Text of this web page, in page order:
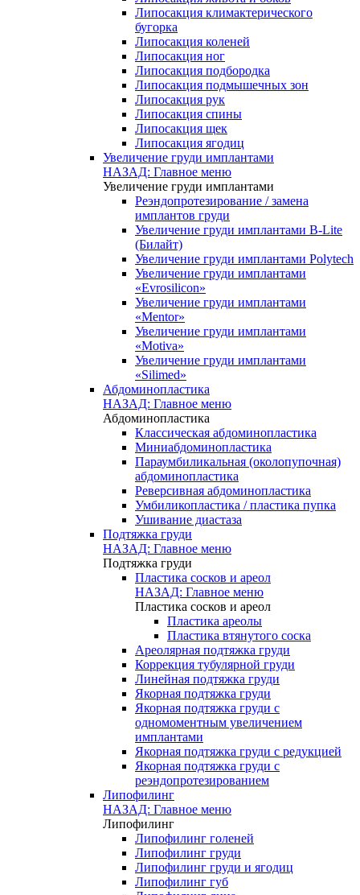
Липосакция климактерического
бугорка
Липосакция коленей
Липосакция ног
Липосакция подбородка
Липосакция подмышечных зон
Липосакция рук
Липосакция спины
Липосакция щек
Липосакция ягодиц
Увеличение груди имплантами
НАЗАД: Главное меню
Увеличение груди имплантами
Реэндопротезирование / замена
имплантов груди
Увеличение груди имплантами B-Lite
(Билайт)
Увеличение груди имплантами Polytech
Увеличение груди имплантами
«Evrosilicon»
Увеличение груди имплантами
«Mentor»
Увеличение груди имплантами
«Motiva»
Увеличение груди имплантами
«Silimed»
Абдоминопластика
НАЗАД: Главное меню
Абдоминопластика
Классическая абдоминопластика
Миниабдоминопластика
Параумбиликальная (околопупочная)
абдоминопластика
Реверсивная абдоминопластика
Умбиликопластика / пластика пупка
Ушивание диастаза
Подтяжка груди
НАЗАД: Главное меню
Подтяжка груди
Пластика сосков и ареол
НАЗАД: Главное меню
Пластика сосков и ареол
Пластика ареолы
Пластика втянутого соска
Ареолярная подтяжка груди
Коррекция тубулярной груди
Линейная подтяжка груди
Якорная подтяжка груди
Якорная подтяжка груди с
одномоментным увеличением
имплантами
Якорная подтяжка груди с редукцией
Якорная подтяжка груди с
реэндопротезированием
Липофилинг
НАЗАД: Главное меню
Липофилинг
Липофилинг голеней
Липофилинг груди
Липофилинг груди и ягодиц
Липофилинг губ